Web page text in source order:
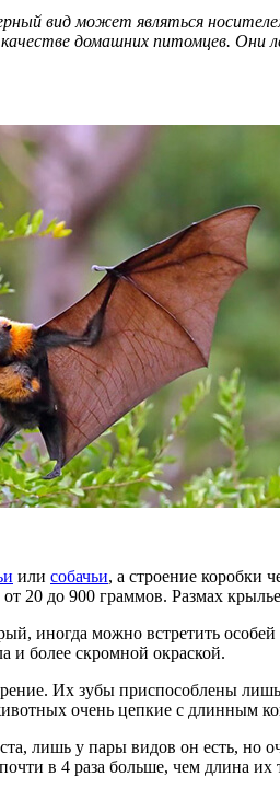
вид может являться
домашних питомцев. Они
или собачьи, а строение коробки
20 до 900 граммов. Размах
иногда можно встретить
и более скромной окраской.
Их зубы приспособлены
очень цепкие с длинным
лишь у пары видов он есть,
в 4 раза больше, чем длина